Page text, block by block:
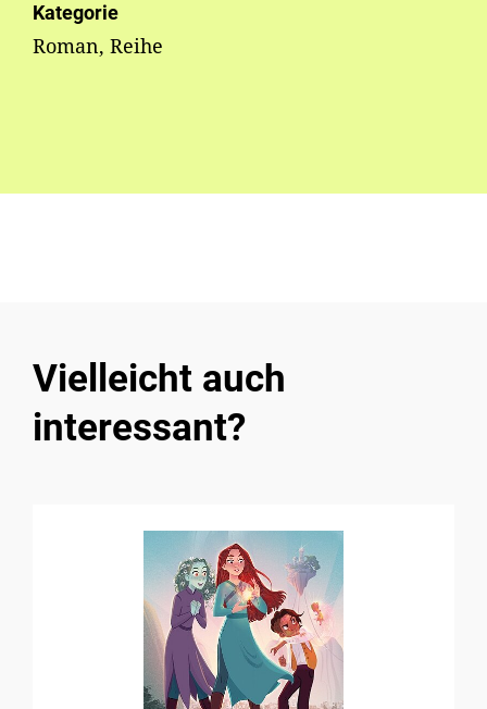
Kategorie
Roman, Reihe
Vielleicht auch
interessant?